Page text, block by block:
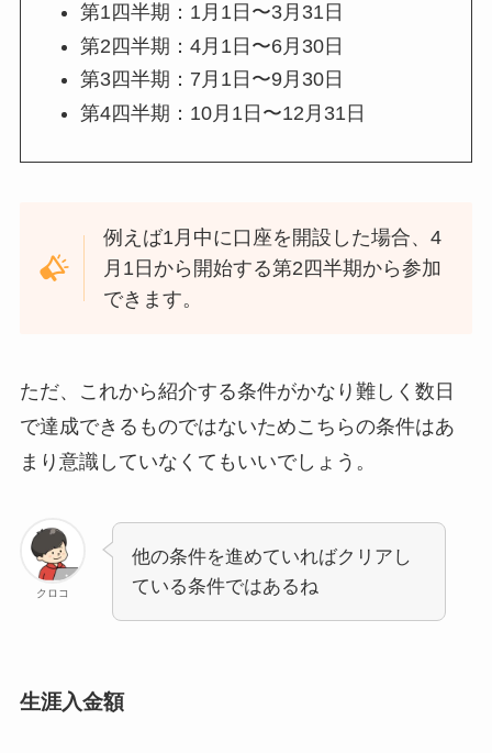
第1四半期：1月1日〜3月31日
第2四半期：4月1日〜6月30日
第3四半期：7月1日〜9月30日
第4四半期：10月1日〜12月31日
例えば1月中に口座を開設した場合、4
月1日から開始する第2四半期から参加
できます。
ただ、これから紹介する条件がかなり難しく数日
で達成できるものではないためこちらの条件はあ
まり意識していなくてもいいでしょう。
クロコ
他の条件を進めていればクリアし
ている条件ではあるね
生涯入金額